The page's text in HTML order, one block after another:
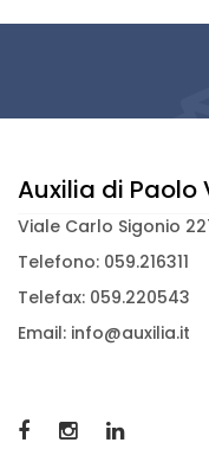
Auxilia di Paolo
Viale Carlo Sigonio
Telefono: 059.216311
Telefax: 059.220543
Email: info@auxilia.it